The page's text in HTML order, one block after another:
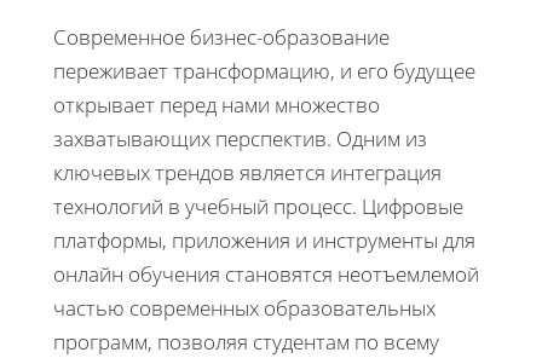
Современное бизнес-образование
переживает трансформацию, и его будущее
открывает перед нами множество
захватывающих перспектив. Одним из
ключевых трендов является интеграция
технологий в учебный процесс. Цифровые
платформы, приложения и инструменты для
онлайн обучения становятся неотъемлемой
частью современных образовательных
программ, позволяя студентам по всему